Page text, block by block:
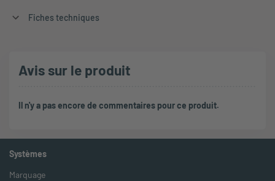
Fiches techniques
Avis sur le produit
Il n'y a pas encore de commentaires pour ce produit.
Systèmes
Marquage